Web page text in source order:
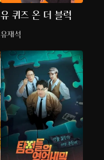
유 퀴즈 온 더 블럭
유재석